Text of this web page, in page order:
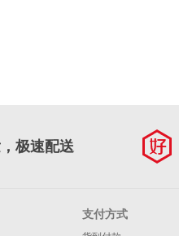
极速配送
支付方式